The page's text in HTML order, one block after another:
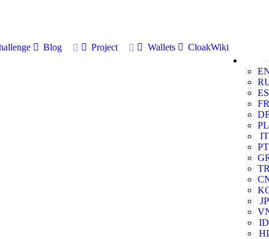
Blog Project Wallets
CloakWiki
ES
FR
PL
IT
PT
JP
ID
HI